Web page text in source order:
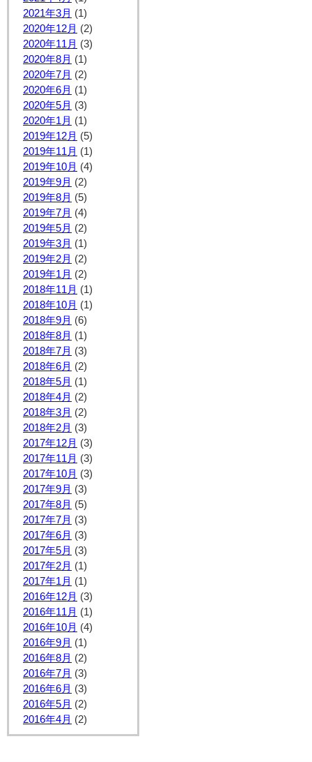
2021年3月 (1)
2020年12月 (2)
2020年11月 (3)
2020年8月 (1)
2020年7月 (2)
2020年6月 (1)
2020年5月 (3)
2020年1月 (1)
2019年12月 (5)
2019年11月 (1)
2019年10月 (4)
2019年9月 (2)
2019年8月 (5)
2019年7月 (4)
2019年5月 (2)
2019年3月 (1)
2019年2月 (2)
2019年1月 (2)
2018年11月 (1)
2018年10月 (1)
2018年9月 (6)
2018年8月 (1)
2018年7月 (3)
2018年6月 (2)
2018年5月 (1)
2018年4月 (2)
2018年3月 (2)
2018年2月 (3)
2017年12月 (3)
2017年11月 (3)
2017年10月 (3)
2017年9月 (3)
2017年8月 (5)
2017年7月 (3)
2017年6月 (3)
2017年5月 (3)
2017年2月 (1)
2017年1月 (1)
2016年12月 (3)
2016年11月 (1)
2016年10月 (4)
2016年9月 (1)
2016年8月 (2)
2016年7月 (3)
2016年6月 (3)
2016年5月 (2)
2016年4月 (2)